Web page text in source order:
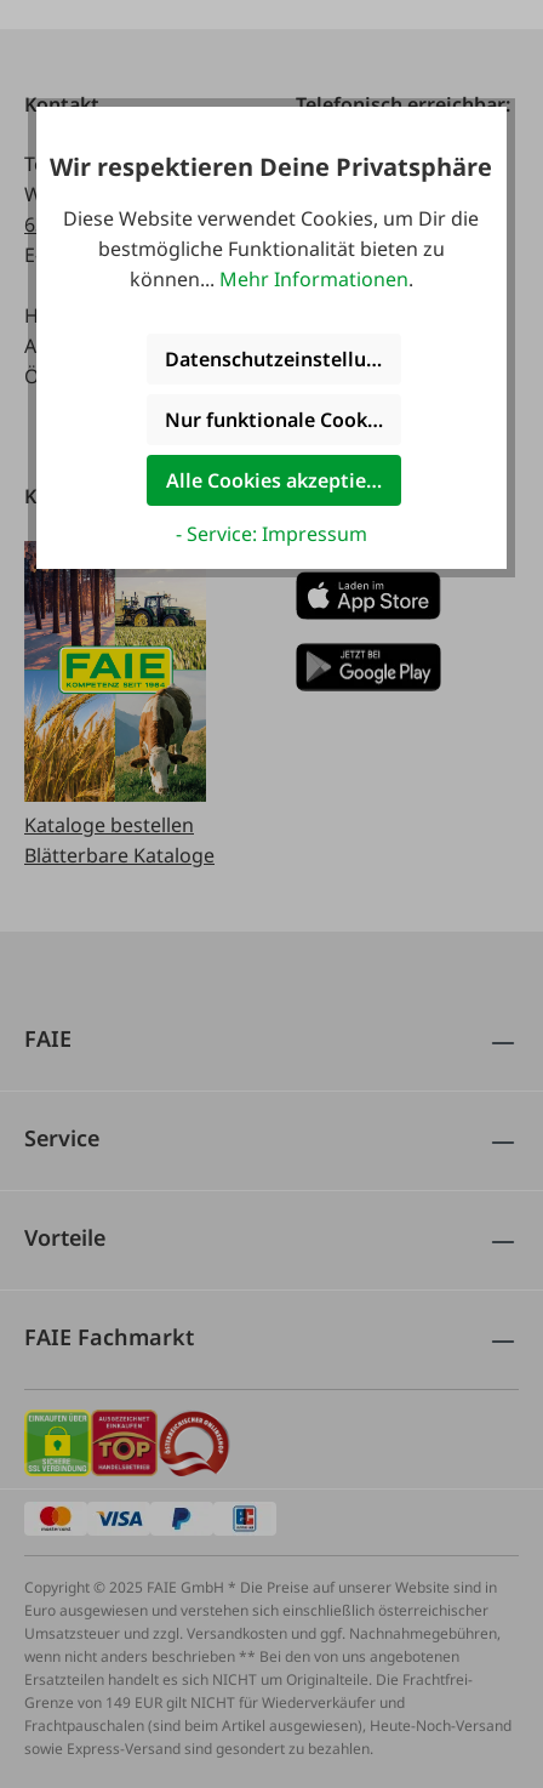
Kontakt
Tel:0043 7672 716-0
WhatsApp:
63514619
E-Mail:
info@faie.at
Handelsstraße 9
A-4844 Regau
Österreich
Telefonisch erreichbar:
Mo - Fr:
Sa:
08:00 - 12:00 Uhr
Mo - Fr:
08:00 - 17:00 Uhr
Sa:
08:00 - 12:00 Uhr
Kataloge
Kataloge bestellen
Blätterbare Kataloge
FAIE App
herunterladen
FAIE
Service
Vorteile
FAIE Fachmarkt
Copyright © 2025 FAIE GmbH * Die Preise auf unserer Website sind in
Euro ausgewiesen und verstehen sich einschließlich österreichischer
Umsatzsteuer und zzgl. Versandkosten und ggf. Nachnahmegebühren,
wenn nicht anders beschrieben ** Bei den von uns angebotenen
Ersatzteilen handelt es sich NICHT um Originalteile. Die Frachtfrei-
Grenze von 149 EUR gilt NICHT für Wiederverkäufer und
Frachtpauschalen (sind beim Artikel ausgewiesen), Heute-Noch-Versand
sowie Express-Versand sind gesondert zu bezahlen.
Wir respektieren Deine Privatsphäre
Diese Website verwendet Cookies, um Dir die
bestmögliche Funktionalität bieten zu
können... Mehr Informationen.
Datenschutzeinstellungen
Nur funktionale Cookies akzeptieren
Alle Cookies akzeptieren
- Service: Impressum